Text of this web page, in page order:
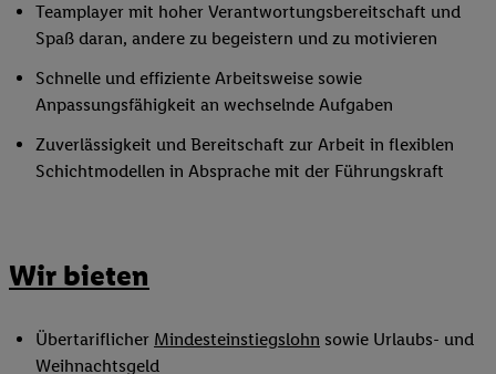
Teamplayer mit hoher Verantwortungsbereitschaft und
Spaß daran, andere zu begeistern und zu motivieren
Schnelle und effiziente Arbeitsweise sowie
Anpassungsfähigkeit an wechselnde Aufgaben
Zuverlässigkeit und Bereitschaft zur Arbeit in flexiblen
Schichtmodellen in Absprache mit der Führungskraft
Wir bieten
Übertariflicher Mindesteinstiegslohn sowie Urlaubs- und
Weihnachtsgeld